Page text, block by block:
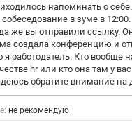
напоминать о
собеседование в зуме в
же вы отправили ссылку.
создала конференцию и
я работодатель. Кто вообще
hr или кто она там у
обратите внимание на
не рекомендую